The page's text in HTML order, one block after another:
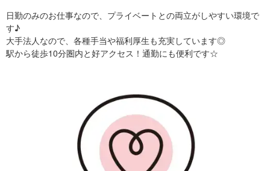
日勤のみのお仕事なので、プライベートとの両立がしやすい環境で
す♪
大手法人なので、各種手当や福利厚生も充実しています◎
駅から徒歩10分圏内と好アクセス！通勤にも便利です☆